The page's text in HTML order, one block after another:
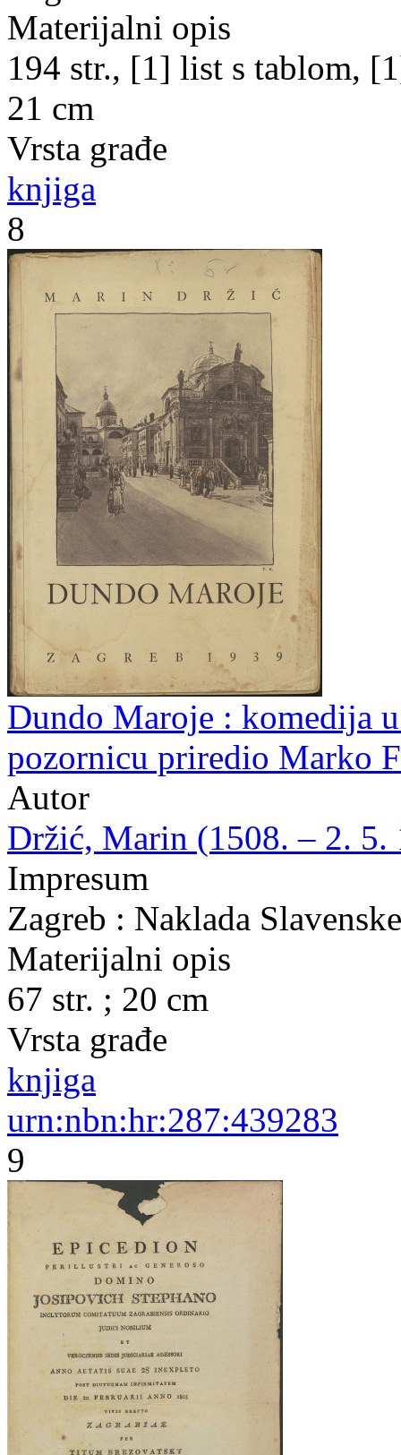
Materijalni opis
194 str., [1] list s tablom,
21 cm
Vrsta građe
knjiga
8
Dundo Maroje : komedija
pozornicu priredio Marko
Autor
Držić, Marin (1508. – 2. 5.
Impresum
Zagreb : Naklada
Materijalni opis
67 str. ; 20 cm
Vrsta građe
knjiga
urn:nbn:hr:287:439283
9